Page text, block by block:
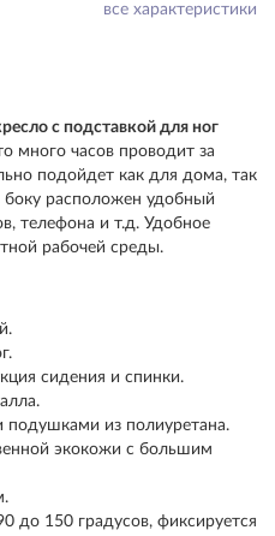
все характеристики
с подставкой для ног
много часов проводит за
подойдет как для дома, так
расположен удобный
телефона и т.д. Удобное
рабочей среды.
сидения и спинки.
подушками из полиуретана.
экокожи с большим
до 150 градусов, фиксируется